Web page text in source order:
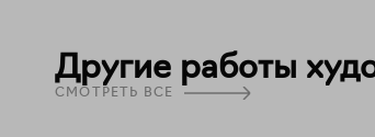
Другие работы
СМОТРЕТЬ ВСЕ